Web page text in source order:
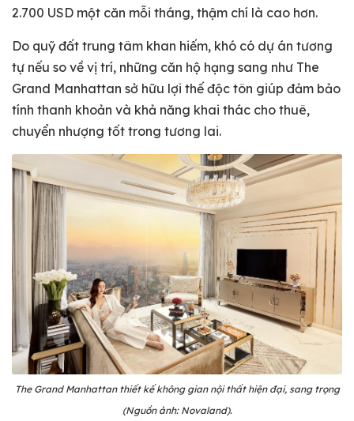
2.700 USD một căn mỗi tháng, thậm chí là cao hơn.
Do quỹ đất trung tâm khan hiếm, khó có dự án tương
tự nếu so về vị trí, những căn hộ hạng sang như The
Grand Manhattan sở hữu lợi thế độc tôn giúp đảm bảo
tính thanh khoản và khả năng khai thác cho thuê,
chuyển nhượng tốt trong tương lai.
The Grand Manhattan thiết kế không gian nội thất hiện đại, sang trọng
(Nguồn ảnh: Novaland).